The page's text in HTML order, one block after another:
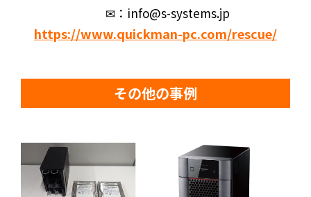
✉：info@s-systems.jp
https://www.quickman-pc.com/rescue/
その他の事例